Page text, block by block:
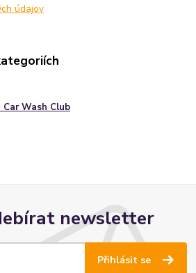
údajov
Car Wash Club
newsletter
Přihlásit se